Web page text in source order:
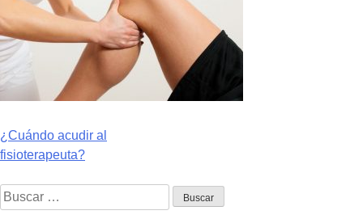
Navegación
de
entradas
¿Cuándo acudir al
fisioterapeuta?
Buscar: